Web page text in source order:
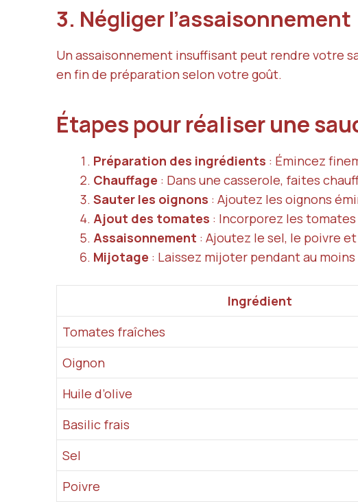
3. Négliger l’assaisonnement
Un assaisonnement insuffisant peut rendre votre
en fin de préparation selon votre goût.
Étapes pour réaliser une
Préparation des ingrédients : Émincez
Chauffage : Dans une casserole, faites
Sauter les oignons : Ajoutez les oignons
Ajout des tomates : Incorporez les
Assaisonnement : Ajoutez le sel, le poivre
Mijotage : Laissez mijoter pendant au
Ingrédient
Tomates fraîches
Oignon
Huile d’olive
Basilic frais
Sel
Poivre